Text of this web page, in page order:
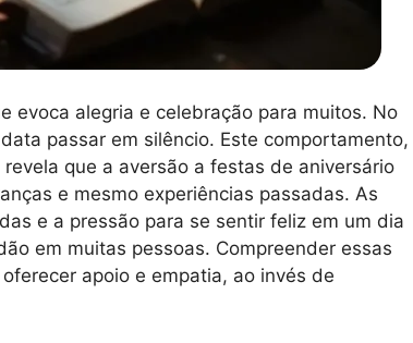
evoca alegria e celebração para muitos. No
passar em silêncio. Este comportamento,
que a aversão a festas de aniversário
e mesmo experiências passadas. As
e a pressão para se sentir feliz em um dia
em muitas pessoas. Compreender essas
apoio e empatia, ao invés de